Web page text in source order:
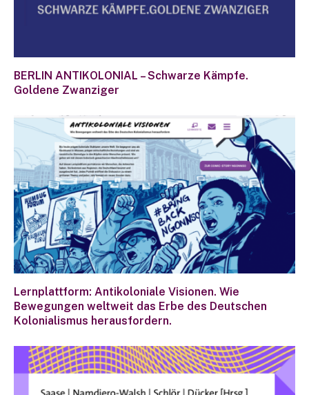
BERLIN ANTIKOLONIAL – Schwarze Kämpfe.
Goldene Zwanziger
Lernplattform: Antikoloniale Visionen. Wie
Bewegungen weltweit das Erbe des Deutschen
Kolonialismus herausfordern.